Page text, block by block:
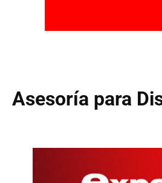
Asesoría para